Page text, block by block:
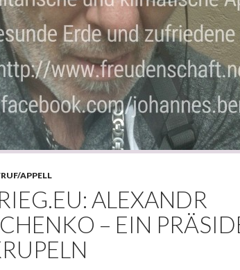
APPELL
ALEXANDR
– EIN